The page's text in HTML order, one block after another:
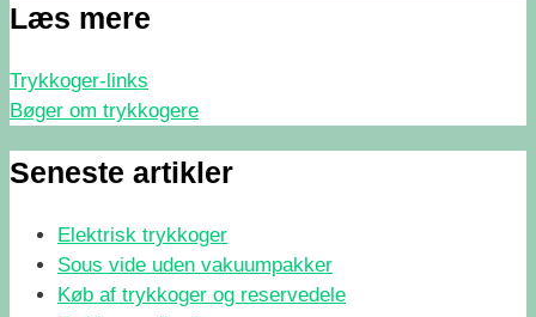
Læs mere
Trykkoger-links
Bøger om trykkogere
Seneste artikler
Elektrisk trykkoger
Sous vide uden vakuumpakker
Køb af trykkoger og reservedele